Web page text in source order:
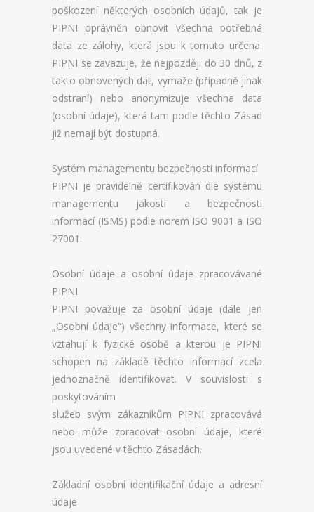
poškození některých osobních údajů, tak je
PIPNI oprávněn obnovit všechna potřebná
data ze zálohy, která jsou k tomuto určena.
PIPNI se zavazuje, že nejpozději do 30 dnů, z
takto obnovených dat, vymaže (případně jinak
odstraní) nebo anonymizuje všechna data
(osobní údaje), která tam podle těchto Zásad
již nemají být dostupná.
Systém managementu bezpečnosti informací
PIPNI je pravidelně certifikován dle systému
managementu jakosti a bezpečnosti
informací (ISMS) podle norem ISO 9001 a ISO
27001.
Osobní údaje a osobní údaje zpracovávané
PIPNI
PIPNI považuje za osobní údaje (dále jen
„Osobní údaje“) všechny informace, které se
vztahují k fyzické osobě a kterou je PIPNI
schopen na základě těchto informací zcela
jednoznačně identifikovat. V souvislosti s
poskytováním
služeb svým zákazníkům PIPNI zpracovává
nebo může zpracovat osobní údaje, které
jsou uvedené v těchto Zásadách.
Základní osobní identifikační údaje a adresní
údaje